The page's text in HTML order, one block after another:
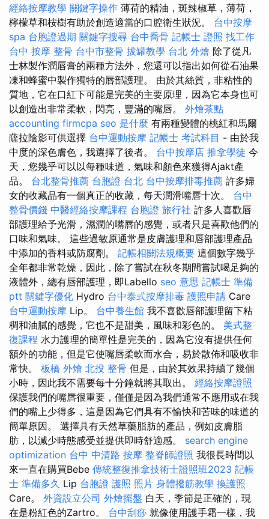
經絡按摩教學 關鍵字操作 薄荷的精油，斑辣椒草，薄荷，
檸檬草和桉樹有助於創造適當的口腔衛生狀況。 台中按摩
spa 台胞證過期 關鍵字搜尋 台中喬骨 記帳士 證照 找工作
台中 按摩 整骨 台中市整骨 拔罐教學 台北 外燴 除了從凡
士林製作潤唇膏的兩種方法外，您還可以指出如何從石油果
凍和蜂蜜中製作獨特的唇部護理。 由於其絲質，非粘性的
質地，它在口紅下可能是完美的主要原理，因為它本身也可
以創造出非常柔軟，閃亮，豐滿的嘴唇。 外燴茶點
accounting firmcpa seo 是什麼 有兩種變體的桃紅和馬爾
薩拉陰影可供選擇 台中運動按摩 記帳士 考試科目 - 由於我
中度的深色膚色，我選擇了後者。 台中按摩店 推拿學徒 今
天，您幾乎可以以每種味道，氣味和顏色來獲得Ajakt產
品。 台北整骨推薦 台胞證 台北 台中按摩排毒推薦 許多婦
女的收藏品有一個真正的收藏，每天潤滑嘴唇十次。 台中
整骨價錢 中醫經絡按摩課程 台胞證 旅行社 許多人喜歡唇
部護理給予光滑，濕潤的嘴唇的感覺，或者只是喜歡他們的
口味和氣味。 這些過敏原通常是皮膚護理和唇部護理產品
中添加的香料或防腐劑。 記帳相關法規概要 這個數字幾乎
全年都非常乾燥，因此，除了嘗試在秋冬期間嘗試喝足夠的
液體外，總有唇部護理，即Labello seo 意思 記帳士 準備
ptt 關鍵字優化 Hydro 台中泰式按摩排毒 護照申請 Care
台中運動按摩 Lip。 台中養生館 我不喜歡唇部護理留下粘
稠和油膩的感覺，它也不是甜美，風味和彩色的。 美式整
復課程 水力護理的簡單性是完美的，因為它沒有提供任何
額外的功能，但是它使嘴唇柔軟而水合，易於散佈和吸收非
常快。 板橋 外燴 北投 整骨 但是，由於其效果持續了幾個
小時，因此我不需要每十分鐘就將其取出。 經絡按摩證照
保護我們的嘴唇很重要，僅僅是因為我們通常不應用或在我
們的嘴上少得多，這是因為它們具有不愉快和苦味的味道的
簡單原因。 選擇具有天然草藥脂肪的產品，例如皮膚脂
肪，以減少時態感受並提供即時舒適感。 search engine
optimization 台中 中清路 按摩 整脊師證照 我很長時間以
來一直在購買Bebe 傳統整復推拿技術士證照班2023 記帳
士 準備多久 Lip 台胞證 護照 照片 身體撥筋教學 換護照
Care。 外資設立公司 外燴擺盤 白天，季節是正確的，現
在是粉紅色的Zartro。 台中刮痧 就像使用護手霜一樣，我